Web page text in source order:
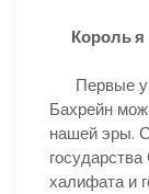
Король
Первые
Бахрейн
нашей эры.
халифата и